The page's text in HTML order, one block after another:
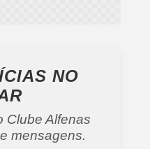
NO
Clube Alfenas
mensagens.